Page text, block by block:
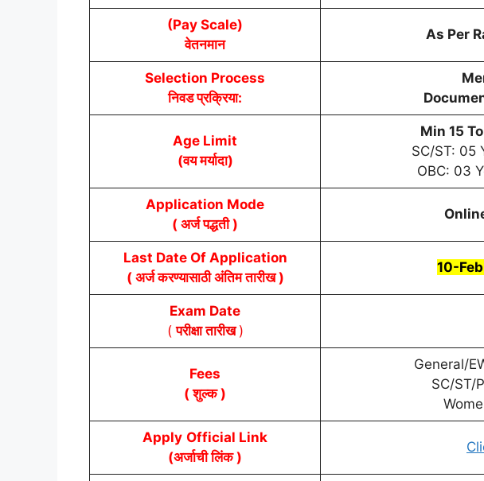
(Pay Scale)
वेतनमान
As Per
Selection Process
निवड प्रक्रिया:
Age Limit
(वय मर्यादा)
Min 15 To
SC/ST: 05
OBC: 03
Application Mode
( अर्ज पद्धती )
Last Date Of Application
( अर्ज करण्यासाठी अंतिम तारीख )
10-
Exam Date
(परीक्षा तारीख)
Fees
( शुल्क )
General/
SC/ST/
Apply Official Link
(अर्जाची लिंक )